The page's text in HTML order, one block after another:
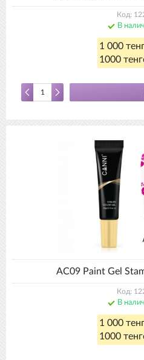
Код:
В
1 000
1000
AC09 Paint Gel
Код:
В
1 000
1000